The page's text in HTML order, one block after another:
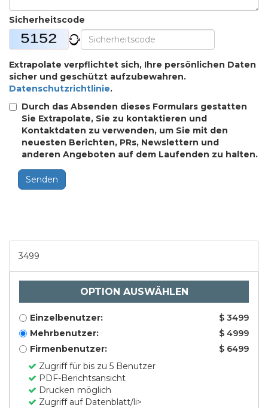
Sicherheitscode
Extrapolate verpflichtet sich, Ihre persönlichen Daten
sicher und geschützt aufzubewahren.
Datenschutzrichtlinie.
Durch das Absenden dieses Formulars gestatten
Sie Extrapolate, Sie zu kontaktieren und
Kontaktdaten zu verwenden, um Sie mit den
neuesten Berichten, PRs, Newslettern und
anderen Angeboten auf dem Laufenden zu halten.
Senden
3499
OPTION AUSWÄHLEN
Einzelbenutzer:
$ 3499
Mehrbenutzer:
$ 4999
Firmenbenutzer:
$ 6499
Zugriff für bis zu 5 Benutzer
PDF-Berichtsansicht
Drucken möglich
Zugriff auf Datenblatt/li>